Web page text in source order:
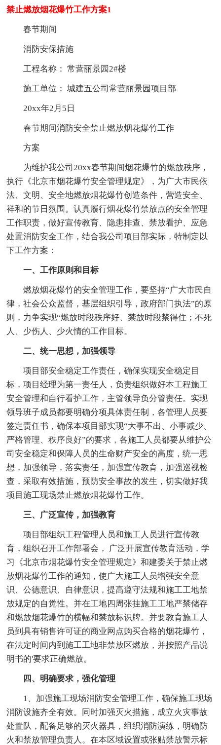
禁止燃放烟花爆竹工作方案1
春节期间
消防安保措施
工程名称： 常营丽景园2#楼
施工单位： 城建五公司常营丽景园项目部
20xx年2月5日
春节期间消防安全禁止燃放烟花爆竹工作
方案
为维护我公司20xx春节期间烟花爆竹的燃放秩序，
执行《北京市烟花爆竹安全管理规定》，为广大市民依
法、文明、安全地燃放烟花爆竹创造条件，营造安全、
祥和的节日氛围。认真履行烟花爆竹禁放点的安全管理
工作职责，做好宣传教育、隐患排查、禁放看护、应急
处置消防安全工作，结合我公司项目部实际，特制定以
下工作方案：
一、工作原则和目标
燃放烟花爆竹的安全管理工作，要坚持“广大市民自
律，社会公众监督，基层组织引导，政府部门执法”的原
则，力争实现“燃放时段秩序好、禁放时段禁得住；不死
人、少伤人、少火情的工作目标。
二、统一思想，加强领导
项目部安全稳定工作责任，确保实现安全稳定目
标，项目经理为第一责任人，负责组织做好本工程施工
安全管理和自行看护工作，主管领导负分管责任。实现
领导班子成员都要明确分项具体责任制，各管理人员要
签定责任书，确保本项目部实现“大事不出、小事减少、
严格管理、秩序良好”的要求，各施工人员都要从维护公
司安全稳定和保障人员的生命财产安全的高度，统一思
想，加强领导，落实责任，加强宣传教育，加强巡视检
查，采取有效措施，预防安全事故的发生，切实做好我
项目施工现场禁止燃放烟花爆竹工作。
三、广泛宣传，加强教育
项目部组织工程管理人员和施工人员进行宣传教
育，组织召开工作部署会， 广泛开展宣传教育活动，学
习《北京市烟花爆竹安全管理规定》和建委关于禁止燃
放烟花爆竹工作的通知，使广大施工人员增强安全意
识、公德意识、自律意识，提高遵守法规和施工工地禁
放规定的自觉性。并在工地四周张挂施工工地严禁储存
和燃放烟花爆竹的横幅和禁放标识牌。并要教育施工人
员到具有销售许可证的商业网点购买合格的烟花爆竹，
在法定时间内到施工工地非禁放区燃放，并按照产品说
明书的'要求正确燃放。
四、明确要求，强化管理
1、加强施工现场消防安全管理工作，确保施工现场
消防设施齐全有效。同时加强灭火措施，成立火灾事故
处置队，配备足够的灭火器具，组织消防演练，明确防
火和禁放管理负责人。在本区域设置或张贴禁放警示标